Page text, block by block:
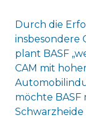
Durch die
insbesondere
plant BASF
CAM mit
möchte
Schwarzheide